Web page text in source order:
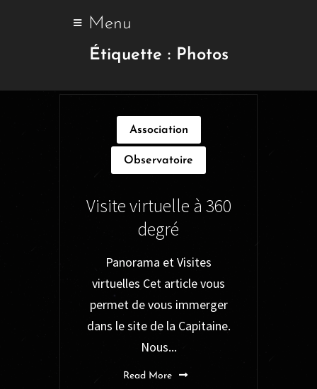
Menu
Étiquette : Photos
Association
Observatoire
Visite virtuelle à 360
degré
Panorama et Visites
virtuelles Cet article vous
permet de vous immerger
dans le site de la Capitaine.
Nous...
Read More